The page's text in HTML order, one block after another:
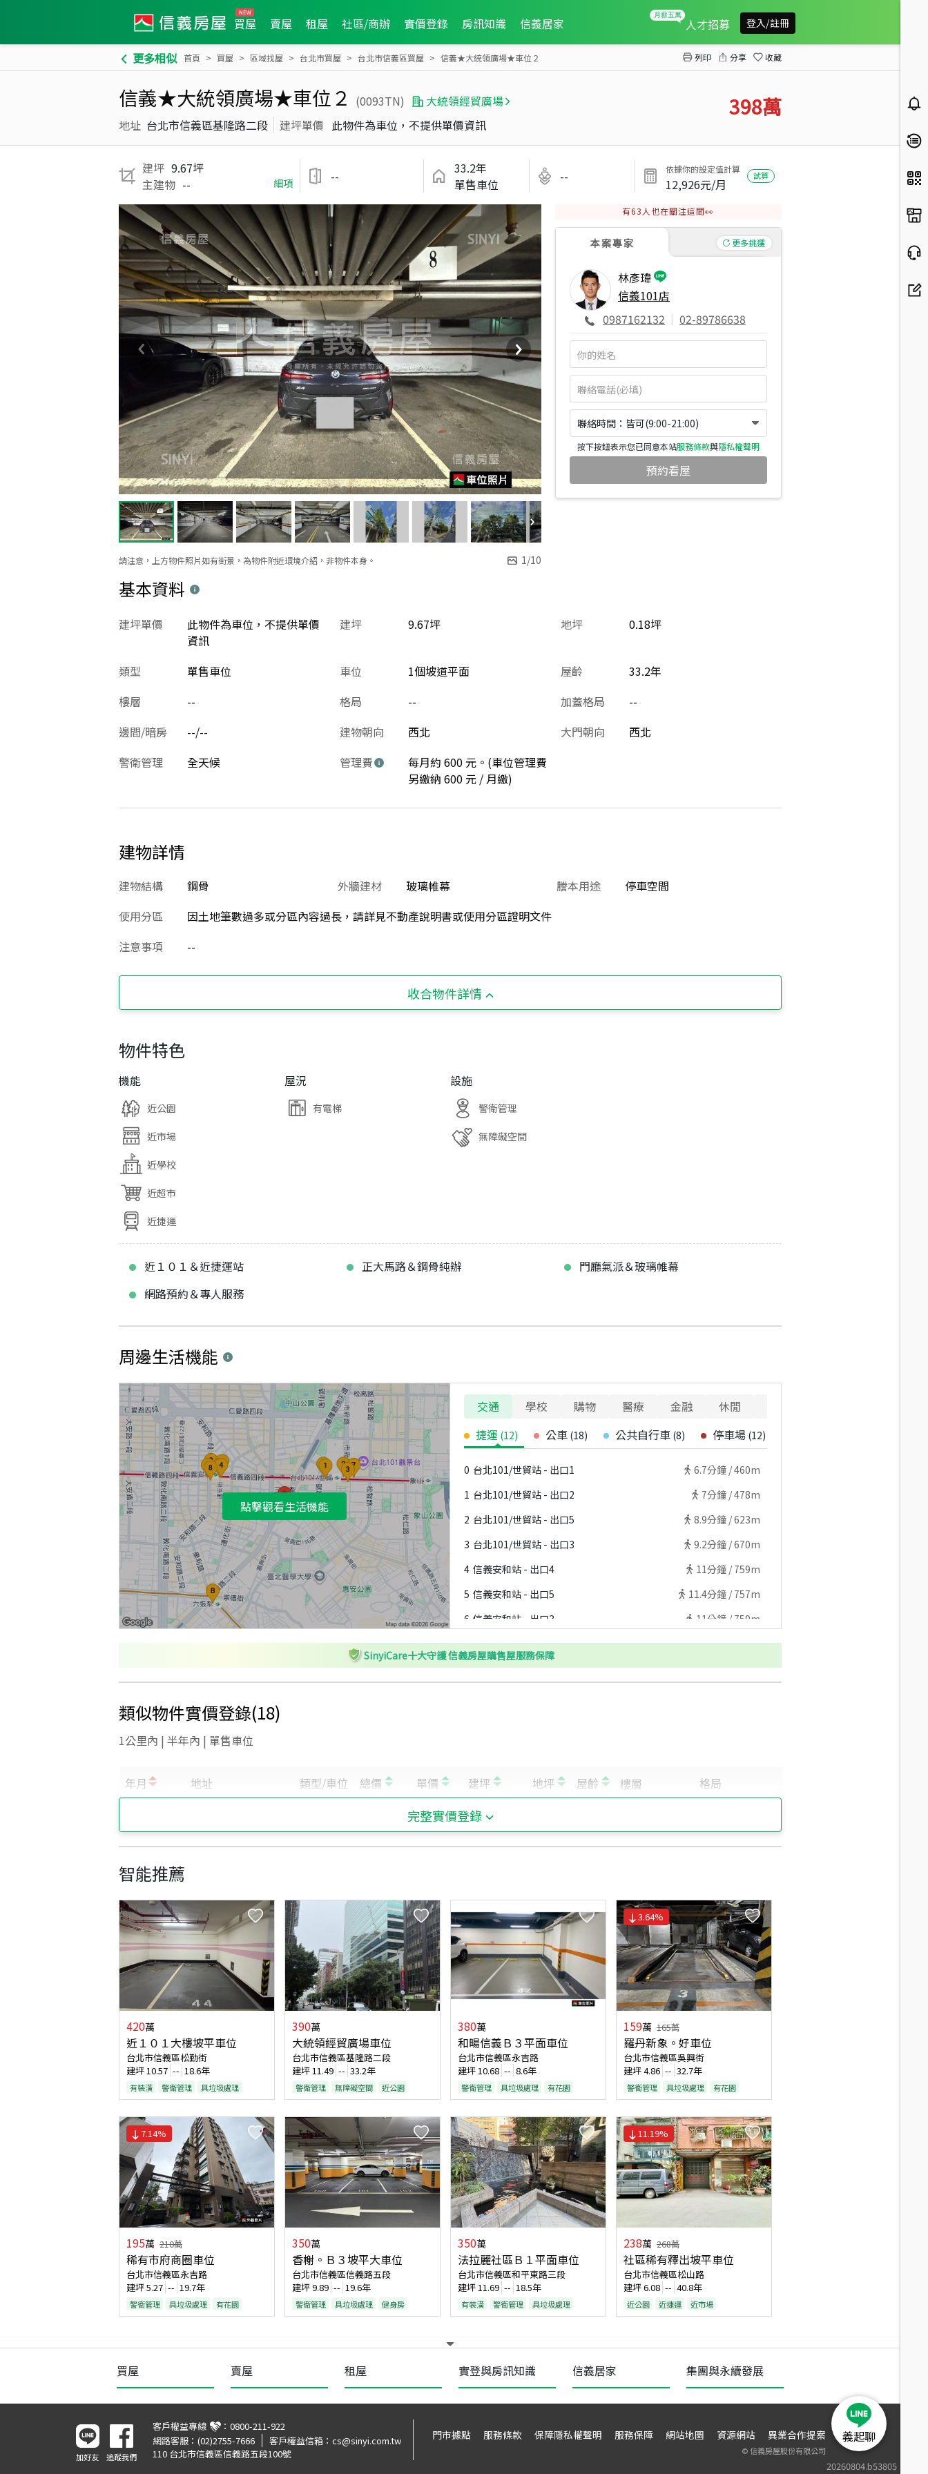
買屋 賣屋 租屋 社區/商辦 實價登錄 房訊知識 信義居家 人才招募 登入/註冊
更多相似 首頁 買屋 區域找屋 台北市買屋 台北市信義區買屋 信義★大統領廣場★車位２ 列印 分享 收藏
信義★大統領廣場★車位２ (0093TN)
大統領經貿廣場
地址 台北市信義區基隆路二段 建坪單價 此物件為車位，不提供單價資訊
398萬
建坪 9.67坪
主建物 -- 細項 --
33.2年
單售車位
-- 依據你的設定值計算
12,926元/月
試算
請注意，上方物件照片如有街景，為物件附近環境介紹，非物件本身。 1/10
有63 人也在關注這間👀
本案專家 更多挑選
林彥瑋
信義101店
0987162132 | 02-89786638
聯絡時間：皆可(9:00-21:00)
按下按鈕表示您已同意本站服務條款與隱私權聲明
預約看屋
基本資料
建坪 9.67坪
建坪單價
此物件為車位，不提供單價
資訊
地坪 0.18坪
格局 -- 加蓋格局 --
屋齡 33.2年
類型
單售車位
樓層
--
車位 1個坡道平面
邊間/暗房 --/-- 建物朝向 西北 大門朝向
西北
警衛管理
全天候 管理費
每月約 600 元。(車位管理費
另繳納 600 元 / 月繳)
建物詳情
建物結構 鋼骨 外牆建材 玻璃帷幕 謄本用途
停車空間
使用分區
因土地筆數過多或分區內容過長，請詳見不動產說明書或使用分區證明文件
注意事項
--
收合物件詳情
物件特色
機能
近公園
近市場
近學校
近超市
近捷運
屋況
有電梯
設施
警衛管理
無障礙空間
近１０１＆近捷運站 正大馬路＆鋼骨純辦
門廳氣派＆玻璃帷幕
網路預約＆專人服務
周邊生活機能
點擊觀看生活機能
交通 學校 購物 醫療 金融 休閒
捷運 (12) 公車 (18) 公共自行車 (8) 停車場 (12)
0 台北101/世貿站 - 出口1 6.7分鐘 /460m
1 台北101/世貿站 - 出口2 7分鐘 /478m
2 台北101/世貿站 - 出口5 8.9分鐘 /623m
3 台北101/世貿站 - 出口3 9.2分鐘 /670m
4 信義安和站 - 出口4 11分鐘 / 759m
5 信義安和站 - 出口5 11.4分鐘 / 757m
6 信義安和站 - 出口3 11分鐘 / 759m
7 台北101/世貿站 - 出口4 10.5分鐘 /745m
8 信義安和站 - 出口2A 11.8分鐘 /815m
SinyiCare十大守護 信義房屋購售屋服務保障
類似物件實價登錄(18)
1公里內 | 半年內 | 單售車位
完整實價登錄
智能推薦
420萬
近１０１大樓坡平車位
台北市信義區松勤街
建坪10.57 -- 18.6年
有裝潢 警衛管理 具垃圾處理
390萬
大統領經貿廣場車位
台北市信義區基隆路二段
建坪11.49 -- 33.2年
警衛管理 無障礙空間 近公園
380萬
和暘信義Ｂ３平面車位
台北市信義區永吉路
建坪10.68 -- 8.6年
警衛管理 具垃圾處理 有花園
3.64%
159萬 165萬
羅丹新象。好車位
台北市信義區吳興街
建坪4.86 -- 32.7年
警衛管理 具垃圾處理 有花園
7.14%
195萬 210萬
稀有市府商圈車位
台北市信義區永吉路
建坪5.27 -- 19.7年
警衛管理 具垃圾處理 有花園
350萬
香榭。Ｂ３坡平大車位
台北市信義區信義路五段
建坪9.89 -- 19.6年
警衛管理 具垃圾處理 健身房
350萬
法拉麗社區Ｂ１平面車位
台北市信義區和平東路三段
建坪11.69 -- 18.5年
有裝潢 警衛管理 具垃圾處理
11.19%
238萬 268萬
社區稀有釋出坡平車位
台北市信義區松山路
建坪6.08 -- 40.8年
近公園 近捷運 近市場
買屋 賣屋 租屋 實登與房訊知識 信義居家 集團與永續發展
20260804.b53805
加好友 追蹤我們
客戶權益專線 ： 0800-211-922
網路客服： (02)2755-7666 客戶權益信箱： cs@sinyi.com.tw
110 台北市信義區信義路五段100號
門市據點 服務條款 保障隱私權聲明 服務保障 網站地圖 資源網站 異業合作提案
©信義房屋股份有限公司
義起聊